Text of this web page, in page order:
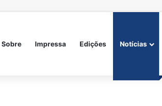
Sobre Impressa Edições Notícias